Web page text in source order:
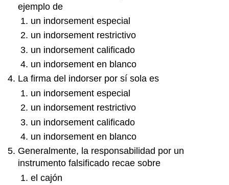
ejemplo de
un indorsement especial
un indorsement restrictivo
un indorsement calificado
un indorsement en blanco
La firma del indorser por sí sola es
un indorsement especial
un indorsement restrictivo
un indorsement calificado
un indorsement en blanco
Generalmente, la responsabilidad por un
instrumento falsificado recae sobre
el cajón